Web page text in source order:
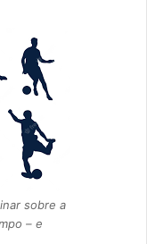
sobre a
– e